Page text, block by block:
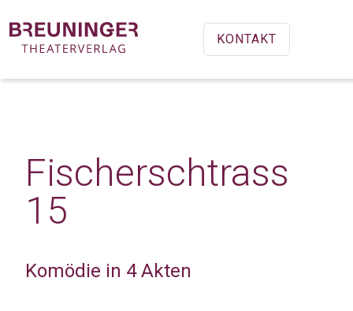
KONTAKT
Fischerschtrass
15
Komödie in 4 Akten